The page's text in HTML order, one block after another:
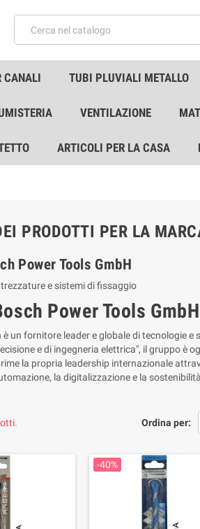
CANALI TUBI PLUVIALI METALLO
VENTILAZIONE
ARTICOLI PER LA CASA
PRODOTTI PER LA
Power Tools GmbH
e sistemi di fissaggio
Power Tools GmbH
è un fornitore leader e globale di tecnologie
e di ingegneria elettrica", il gruppo è
la propria leadership internazionale
la digitalizzazione e la
Ordina per:
-40%